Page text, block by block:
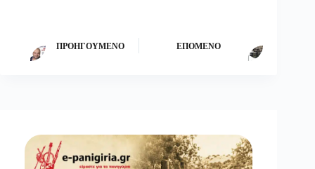
ΠΡΟΗΓΟΎΜΕΝΟ ΕΠΌΜΕΝΟ